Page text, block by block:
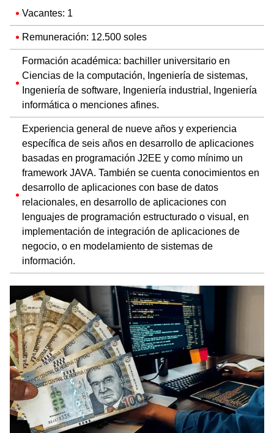
Vacantes: 1
Remuneración: 12.500 soles
Formación académica: bachiller universitario en
Ciencias de la computación, Ingeniería de sistemas,
Ingeniería de software, Ingeniería industrial, Ingeniería
informática o menciones afines.
Experiencia general de nueve años y experiencia
específica de seis años en desarrollo de aplicaciones
basadas en programación J2EE y como mínimo un
framework JAVA. También se cuenta conocimientos en
desarrollo de aplicaciones con base de datos
relacionales, en desarrollo de aplicaciones con
lenguajes de programación estructurado o visual, en
implementación de integración de aplicaciones de
negocio, o en modelamiento de sistemas de
información.